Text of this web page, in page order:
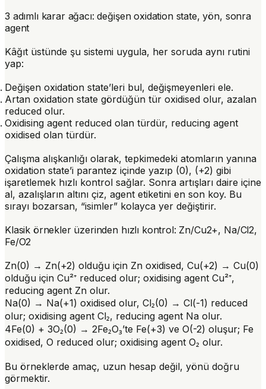
3 adımlı karar ağacı: değişen oxidation state, yön, sonra
agent
Kâğıt üstünde şu sistemi uygula, her soruda aynı rutini
yap:
Değişen oxidation state’leri bul, değişmeyenleri ele.
Artan oxidation state gördüğün tür oxidised olur, azalan
reduced olur.
Oxidising agent reduced olan türdür, reducing agent
oxidised olan türdür.
Çalışma alışkanlığı olarak, tepkimedeki atomların yanına
oxidation state’i parantez içinde yazıp (0), (+2) gibi
işaretlemek hızlı kontrol sağlar. Sonra artışları daire içine
al, azalışların altını çiz, agent etiketini en son koy. Bu
sırayı bozarsan, “isimler” kolayca yer değiştirir.
Klasik örnekler üzerinden hızlı kontrol: Zn/Cu2+, Na/Cl2,
Fe/O2
Zn(0) → Zn(+2) olduğu için Zn oxidised, Cu(+2) → Cu(0)
olduğu için Cu²⁺ reduced olur; oxidising agent Cu²⁺,
reducing agent Zn olur.
Na(0) → Na(+1) oxidised olur, Cl₂(0) → Cl(-1) reduced
olur; oxidising agent Cl₂, reducing agent Na olur.
4Fe(0) + 3O₂(0) → 2Fe₂O₃’te Fe(+3) ve O(-2) oluşur; Fe
oxidised, O reduced olur; oxidising agent O₂ olur.
Bu örneklerde amaç, uzun hesap değil, yönü doğru
görmektir.